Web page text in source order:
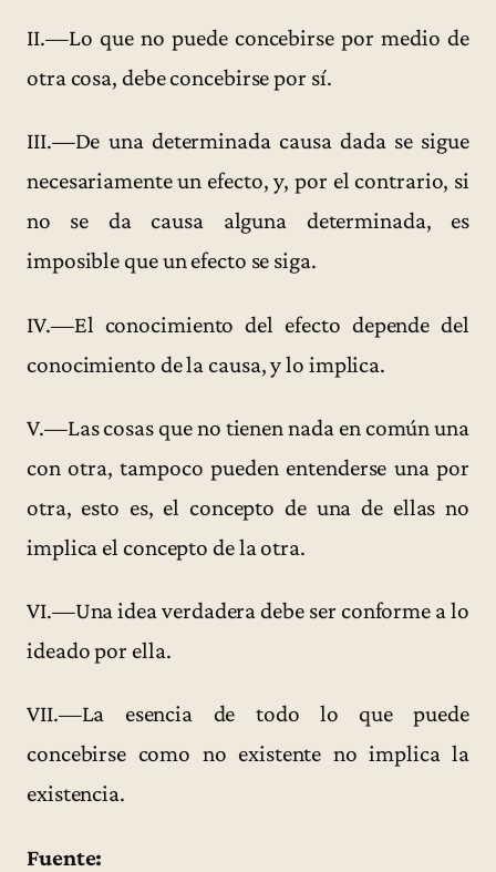
II.—Lo que no puede concebirse por medio de
otra cosa, debe concebirse por sí.
III.—De una determinada causa dada se sigue
necesariamente un efecto, y, por el contrario, si
no se da causa alguna determinada, es
imposible que un efecto se siga.
IV.—El conocimiento del efecto depende del
conocimiento de la causa, y lo implica.
V.—Las cosas que no tienen nada en común una
con otra, tampoco pueden entenderse una por
otra, esto es, el concepto de una de ellas no
implica el concepto de la otra.
VI.—Una idea verdadera debe ser conforme a lo
ideado por ella.
VII.—La esencia de todo lo que puede
concebirse como no existente no implica la
existencia.
Fuente: